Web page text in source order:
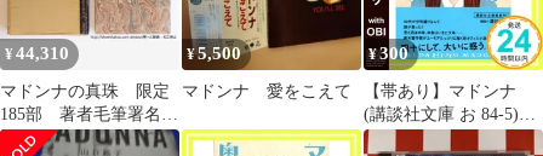
¥44,310
マドンナの真珠 限定
185部 著者毛筆署名
入 池田満寿夫オリジ
¥5,500
マドンナ 愛をこえて
¥300
【帯あり】マドンナ
(講談社文庫 お 84-5)
[Dec 15， 2005] 奥田 英